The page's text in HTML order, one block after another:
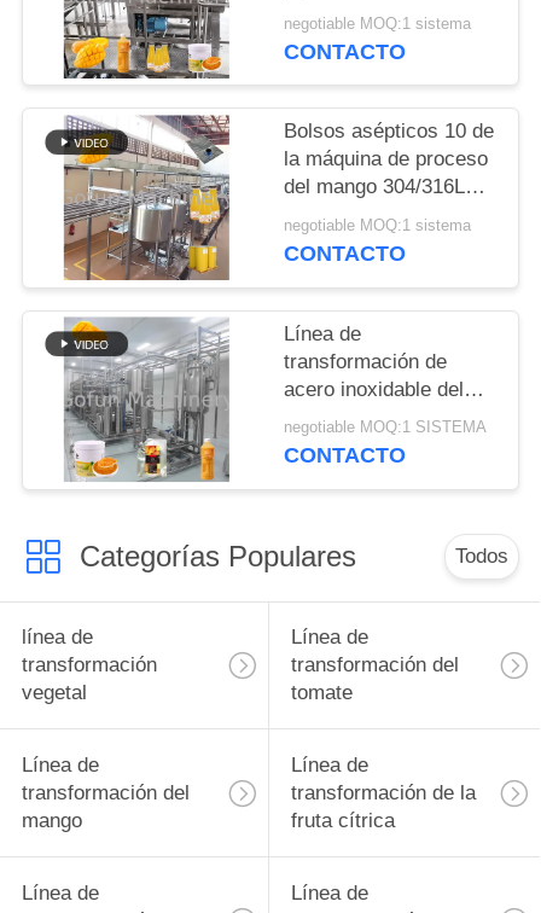
PIDA
UNA
CITA
MAPA
DEL
SITIO
POLÍTICA
PRIVACIDAD
mango de las frutas
frescas 10 - 200T/D
negotiable MOQ:1 sistema
CONTACTO
Bolsos asépticos 10 de
la máquina de proceso
del mango 304/316L
del SUS - 100T/D
negotiable MOQ:1 sistema
CONTACTO
Línea de
transformación de
acero inoxidable del
mango 10T/D 304
paquete aséptico del
negotiable MOQ:1 SISTEMA
CONTACTO
Categorías Populares Todos
línea de
transformación
vegetal
Línea de
transformación del
tomate
Línea de
transformación del
mango
Línea de
transformación de la
fruta cítrica
Línea de
Línea de